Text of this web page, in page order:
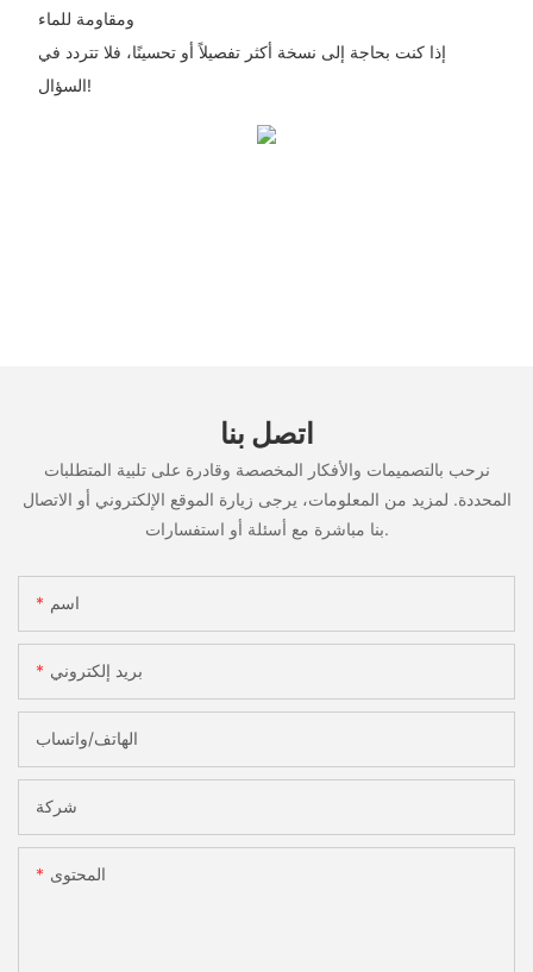
ومقاومة للماء
إذا كنت بحاجة إلى نسخة أكثر تفصيلاً أو تحسينًا، فلا تتردد في
السؤال!
اتصل بنا
نرحب بالتصميمات والأفكار المخصصة وقادرة على تلبية المتطلبات
المحددة. لمزيد من المعلومات، يرجى زيارة الموقع الإلكتروني أو الاتصال
بنا مباشرة مع أسئلة أو استفسارات.
اسم
بريد إلكتروني
الهاتف/واتساب
شركة
المحتوى